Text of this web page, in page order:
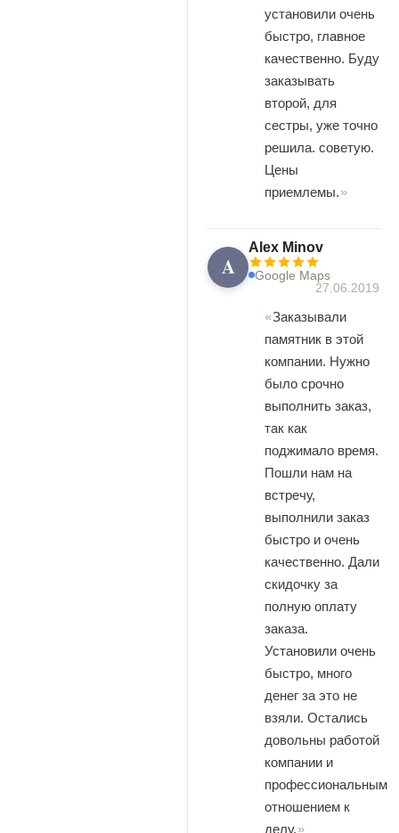
установили очень
быстро, главное
качественно. Буду
заказывать
второй, для
сестры, уже точно
решила. советую.
Цены
приемлемы.
A
Alex Minov
Google Maps
27.06.2019
Заказывали
памятник в этой
компании. Нужно
было срочно
выполнить заказ,
так как
поджимало время.
Пошли нам на
встречу,
выполнили заказ
быстро и очень
качественно. Дали
скидочку за
полную оплату
заказа.
Установили очень
быстро, много
денег за это не
взяли. Остались
довольны работой
компании и
профессиональным
отношением к
делу.